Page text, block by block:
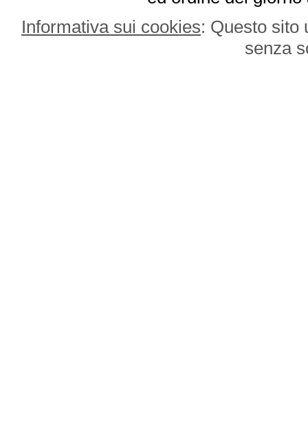
Informativa sui cookies: Questo sito
senza